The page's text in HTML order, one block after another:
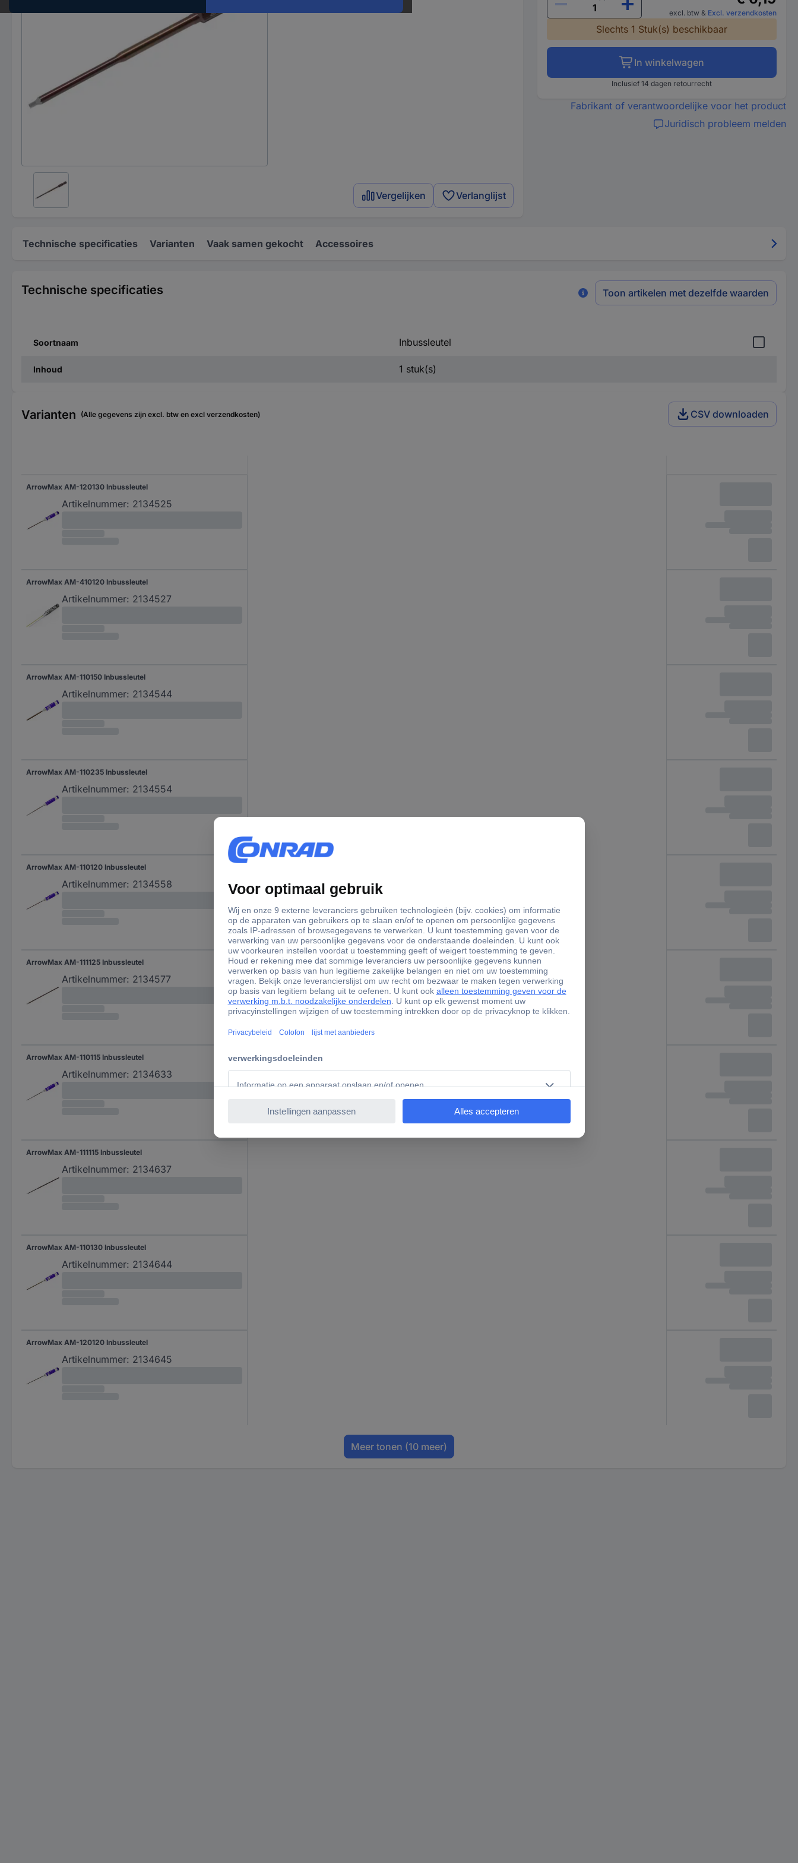
Vergelijken Verlanglijst
excl. btw & Excl. verzendkosten
Slechts 1 Stuk(s) beschikbaar
In winkelwagen
Inclusief 14 dagen retourrecht
Fabrikant of verantwoordelijke voor het product
Juridisch probleem melden
Technische specificaties Varianten Vaak samen gekocht Accessoires
Technische specificaties Toon artikelen met dezelfde waarden
Soortnaam Inbussleutel
Inhoud 1 stuk(s)
Varianten (Alle gegevens zijn excl. btw en excl verzendkosten) CSV downloaden
ArrowMax AM-120130 Inbussleutel
Artikelnummer: 2134525
ArrowMax AM-410120 Inbussleutel
Artikelnummer: 2134527
ArrowMax AM-110150 Inbussleutel
Artikelnummer: 2134544
ArrowMax AM-110235 Inbussleutel
Artikelnummer: 2134554
ArrowMax AM-110120 Inbussleutel
Artikelnummer: 2134558
ArrowMax AM-111125 Inbussleutel
Artikelnummer: 2134577
ArrowMax AM-110115 Inbussleutel
Artikelnummer: 2134633
ArrowMax AM-111115 Inbussleutel
Artikelnummer: 2134637
ArrowMax AM-110130 Inbussleutel
Artikelnummer: 2134644
ArrowMax AM-120120 Inbussleutel
Artikelnummer: 2134645
Meer tonen (10 meer)